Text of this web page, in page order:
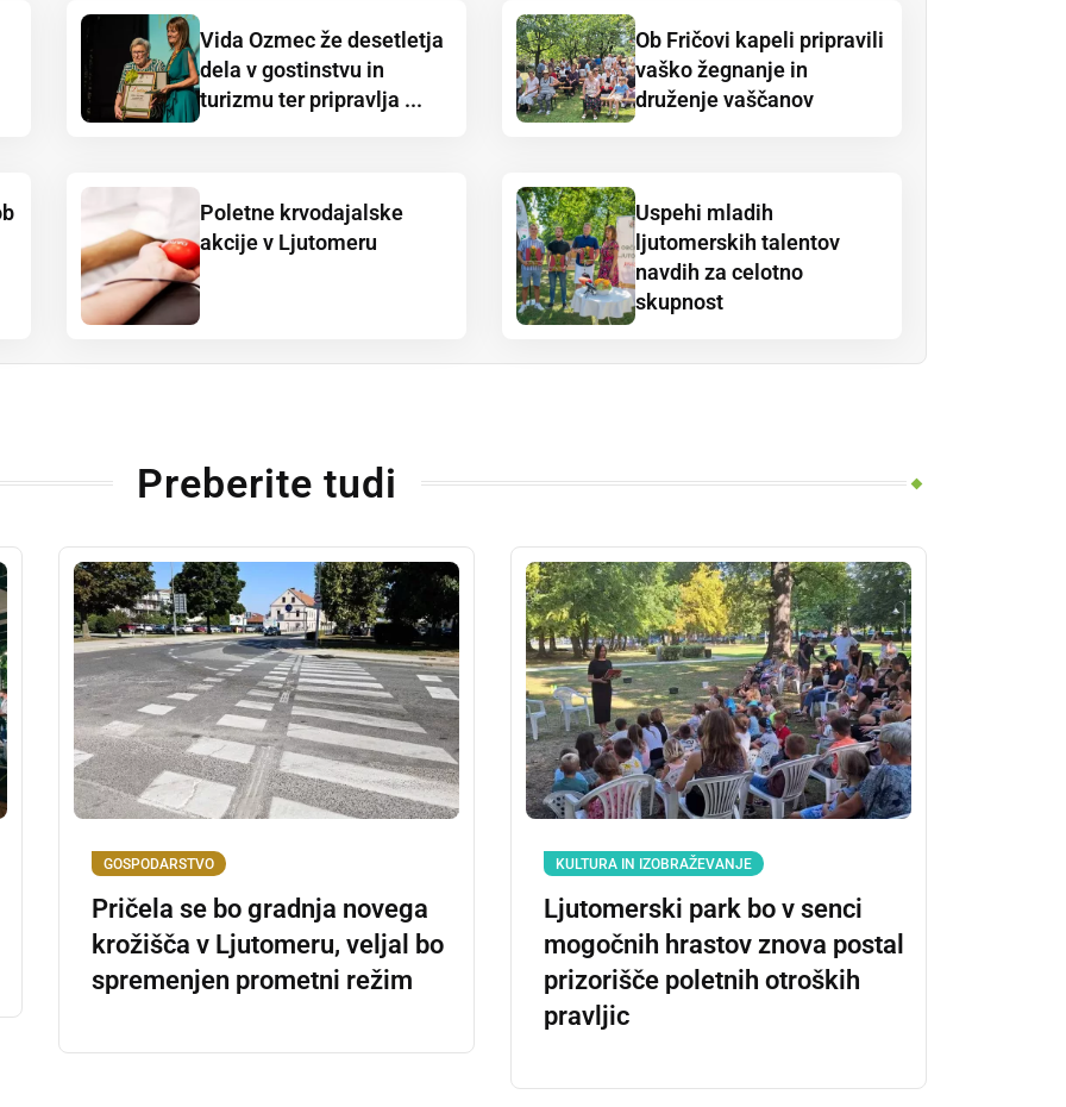
Vida Ozmec že desetletja
dela v gostinstvu in
turizmu ter pripravlja ...
Ob Fričovi kapeli pripravili
vaško žegnanje in
druženje vaščanov
Poletne krvodajalske
akcije v Ljutomeru
Uspehi mladih
ljutomerskih talentov
navdih za celotno
skupnost
Preberite tudi
GOSPODARSTVO
Pričela se bo gradnja novega
krožišča v Ljutomeru, veljal bo
spremenjen prometni režim
KULTURA IN IZOBRAŽEVANJE
Ljutomerski park bo v senci
mogočnih hrastov znova postal
prizorišče poletnih otroških
pravljic